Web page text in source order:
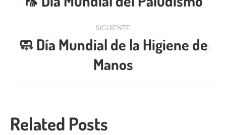
SIGUIENTE
🧼 Día Mundial de la Higiene de
Manos
Related Posts